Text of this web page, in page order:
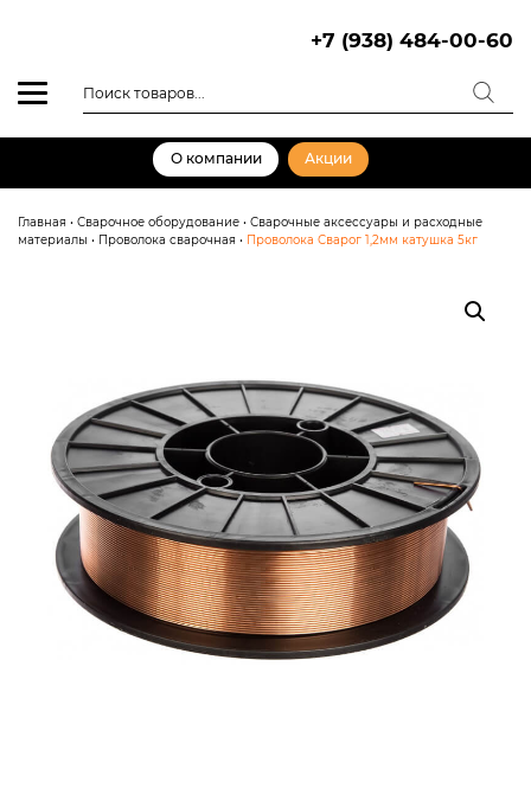
+7 (938) 484-00-60
товаров
О компании Акции
Главная • Сварочное оборудование • Сварочные аксессуары и расходные
материалы • Проволока сварочная • Проволока Сварог 1,2мм катушка 5кг